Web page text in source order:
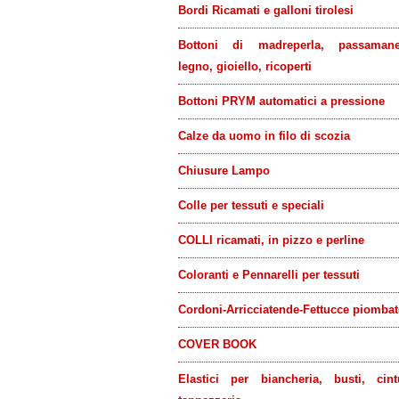
Bordi Ricamati e galloni tirolesi
Bottoni di madreperla,
legno, gioiello, ricoperti
Bottoni PRYM automatici a pressione
Calze da uomo in filo di scozia
Chiusure Lampo
Colle per tessuti e speciali
COLLI ricamati, in pizzo e perline
Coloranti e Pennarelli per tessuti
Cordoni-Arricciatende-Fettucce
COVER BOOK
Elastici per biancheria, busti,